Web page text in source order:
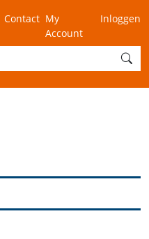
Contact My
Account
Inloggen